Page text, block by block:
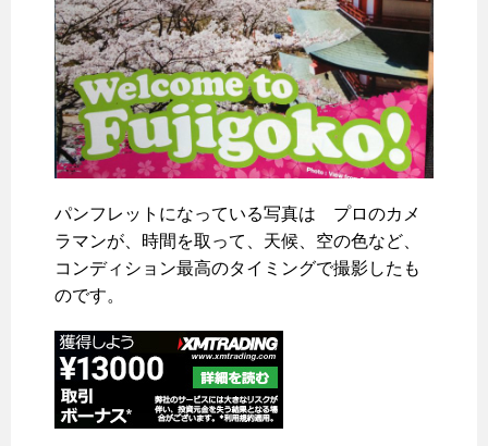
パンフレットになっている写真は プロのカメ
ラマンが、時間を取って、天候、空の色など、
コンディション最高のタイミングで撮影したも
のです。